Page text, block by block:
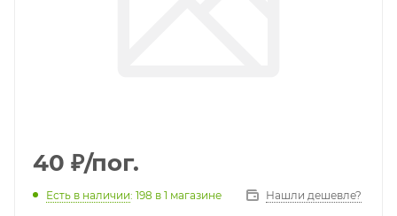
40 ₽/пог.
Есть в наличии: 198 в 1 магазине Нашли дешевле?